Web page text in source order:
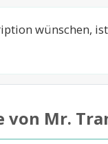
wünschen, ist
von Mr.